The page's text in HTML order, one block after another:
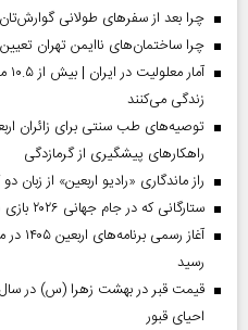
چرا بعد از سفرهای طولانی
چرا ساختمان‌های ناایمن تهران
زندگی می‌کنند
توصیه‌های طب سنتی برای زائران
راهکارهای پیشگیری از گرمازدگی
راز ماندگاری «رادیو اربعین» از
ستارگانی که در جام جهانی ۲۰۲۶ بازی نکردند
رسید
احیای قبور